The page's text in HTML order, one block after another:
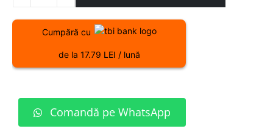
Cumpără cu
de la 17.79 LEI / lună
Comandă pe WhatsApp